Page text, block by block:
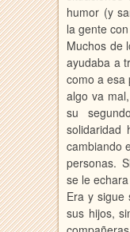
humor (y
la gente
Muchos de
ayudaba a
como a esa
algo va
su
solidaridad
cambiando
personas.
se le
Era y sigue
sus hijos,